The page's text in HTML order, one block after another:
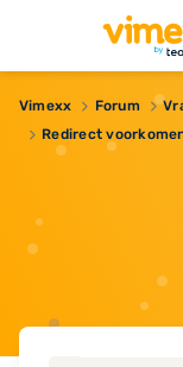
Vimexx Forum
Redirect